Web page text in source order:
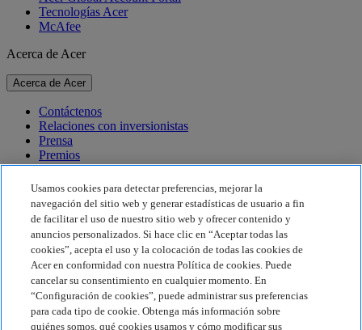
Tecnologías Acer
McAfee
Acerca de Acer
Acerca de Acer
Contáctenos
Relaciones con inversionistas
Prensa
Premios
Eventos
Sostenibilidad
Sostenibilidad
Responsabilidad social corporativa
Huella de carbono del producto
Proyecto Humanity
Earthion
Política de privacidad
Usamos cookies para detectar preferencias, mejorar la
navegación del sitio web y generar estadísticas de usuario a fin
de facilitar el uso de nuestro sitio web y ofrecer contenido y
anuncios personalizados. Si hace clic en “Aceptar todas las
cookies”, acepta el uso y la colocación de todas las cookies de
Acer en conformidad con nuestra Política de cookies. Puede
cancelar su consentimiento en cualquier momento. En
“Configuración de cookies”, puede administrar sus preferencias
para cada tipo de cookie. Obtenga más información sobre
quiénes somos, qué cookies usamos y cómo modificar sus